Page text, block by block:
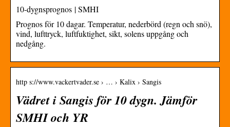
10-dygnsprognos | SMHI
Prognos för 10 dagar. Temperatur, nederbörd (regn och snö),
vind, lufttryck, luftfuktighet, sikt, solens uppgång och
nedgång.
http s://www.vackertvader.se › … › Kalix › Sangis
Vädret i Sangis för 10 dygn. Jämför
SMHI och YR